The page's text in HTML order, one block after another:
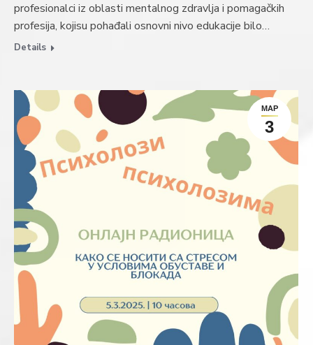
profesionalci iz oblasti mentalnog zdravlja i pomagačkih
profesija, kojisu pohađali osnovni nivo edukacije bilo…
Details
МАР
3